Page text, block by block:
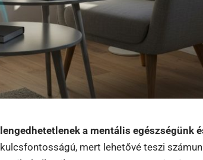
a mentális egészségünk
mert lehetővé teszi